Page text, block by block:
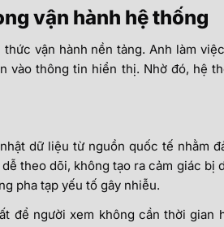
vận hành hệ thống
vận hành nền tảng. Anh làm
vào thông tin hiển thị. Nhờ đó, hệ
dữ liệu từ nguồn quốc tế nhằm
theo dõi, không tạo ra cảm giác bị
pha tạp yếu tố gây nhiễu.
để người xem không cần thời gian